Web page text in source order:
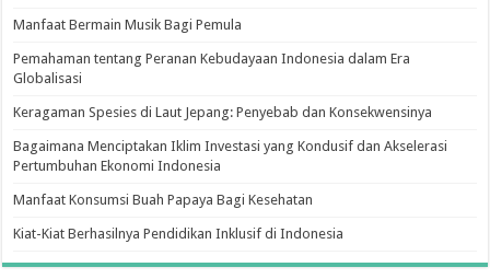
Manfaat Bermain Musik Bagi Pemula
Pemahaman tentang Peranan Kebudayaan Indonesia dalam Era
Globalisasi
Keragaman Spesies di Laut Jepang: Penyebab dan Konsekwensinya
Bagaimana Menciptakan Iklim Investasi yang Kondusif dan Akselerasi
Pertumbuhan Ekonomi Indonesia
Manfaat Konsumsi Buah Papaya Bagi Kesehatan
Kiat-Kiat Berhasilnya Pendidikan Inklusif di Indonesia